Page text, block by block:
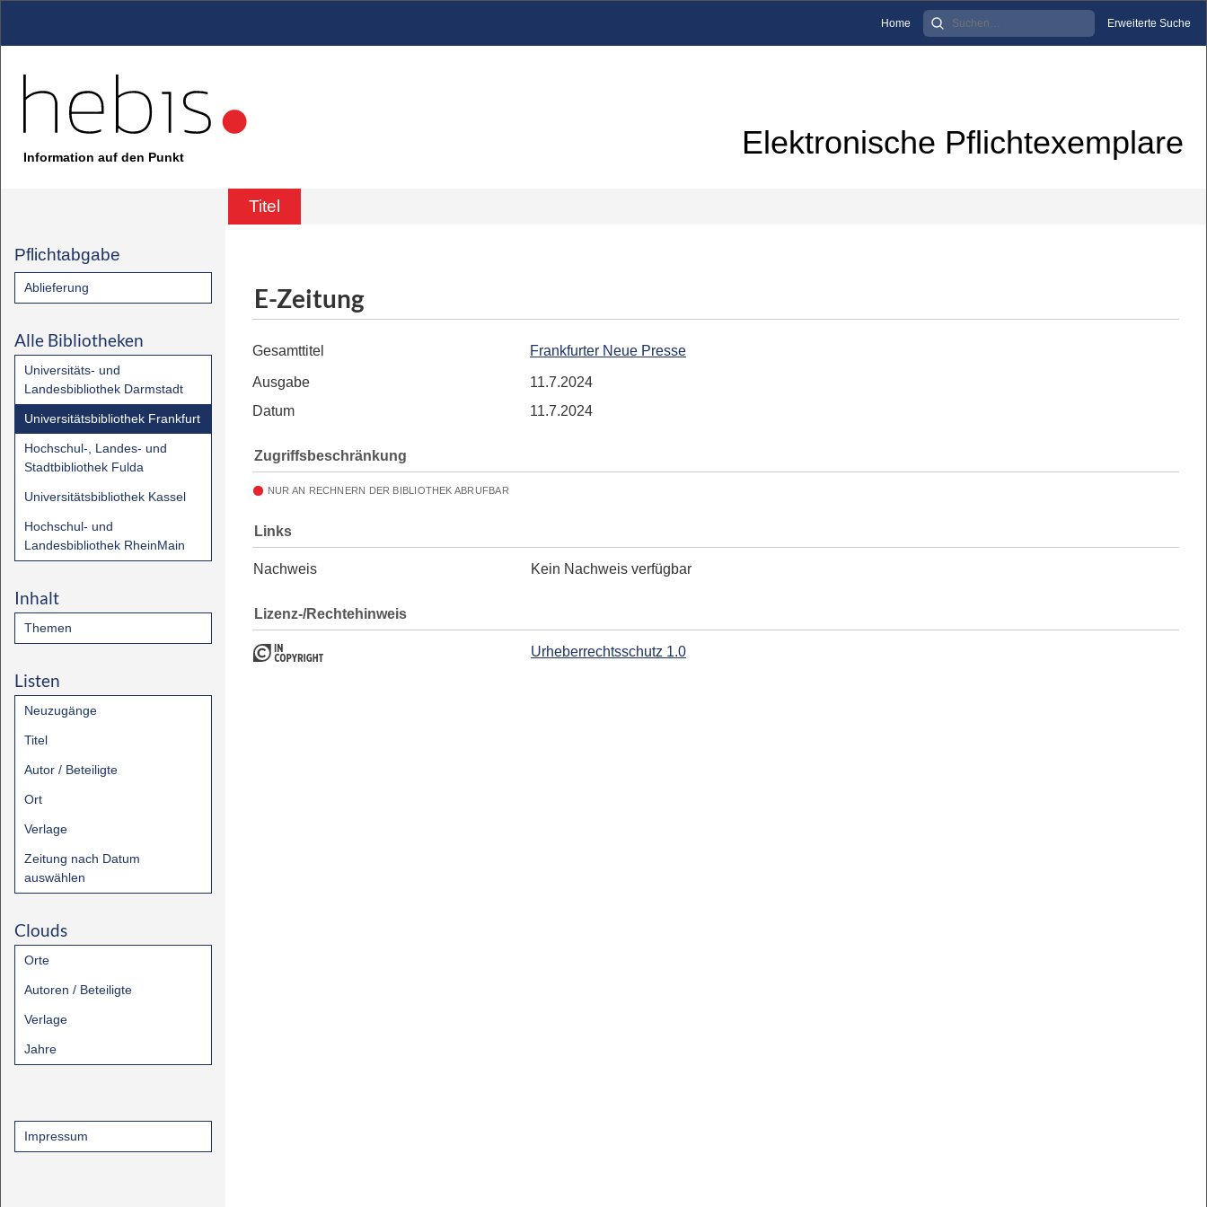
Home Erweiterte Suche
Information auf den Punkt Elektronische Pflichtexemplare
Titel
Pflichtabgabe
Ablieferung
Alle Bibliotheken
Universitäts- und
Landesbibliothek Darmstadt
Universitätsbibliothek Frankfurt
Hochschul-, Landes- und
Stadtbibliothek Fulda
Universitätsbibliothek Kassel
Hochschul- und
Landesbibliothek RheinMain
Inhalt
Themen
Listen
Neuzugänge
Titel
Autor / Beteiligte
Ort
Verlage
Zeitung nach Datum
auswählen
Clouds
Orte
Autoren / Beteiligte
Verlage
Jahre
Impressum
E-Zeitung
Gesamttitel Frankfurter Neue Presse
Ausgabe
11.7.2024
Datum
11.7.2024
Zugriffsbeschränkung
NUR AN RECHNERN DER BIBLIOTHEK ABRUFBAR
Links
Nachweis Kein Nachweis verfügbar
Lizenz-/Rechtehinweis
Urheberrechtsschutz 1.0